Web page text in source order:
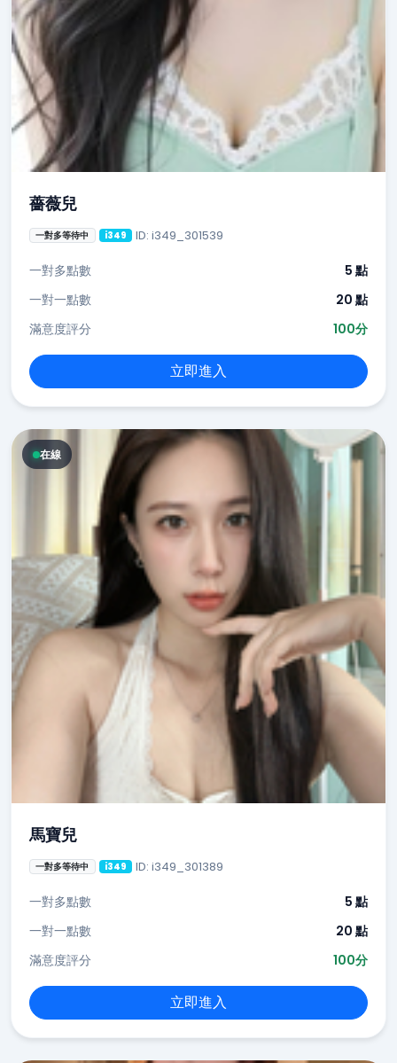
薔薇兒
一對多等待中 i349 ID: i349_301539
一對多點數
5 點
一對一點數
20 點
滿意度評分
100分
立即進入
在線
馬寶兒
一對多等待中 i349 ID: i349_301389
一對多點數
5 點
一對一點數
20 點
滿意度評分
100分
立即進入